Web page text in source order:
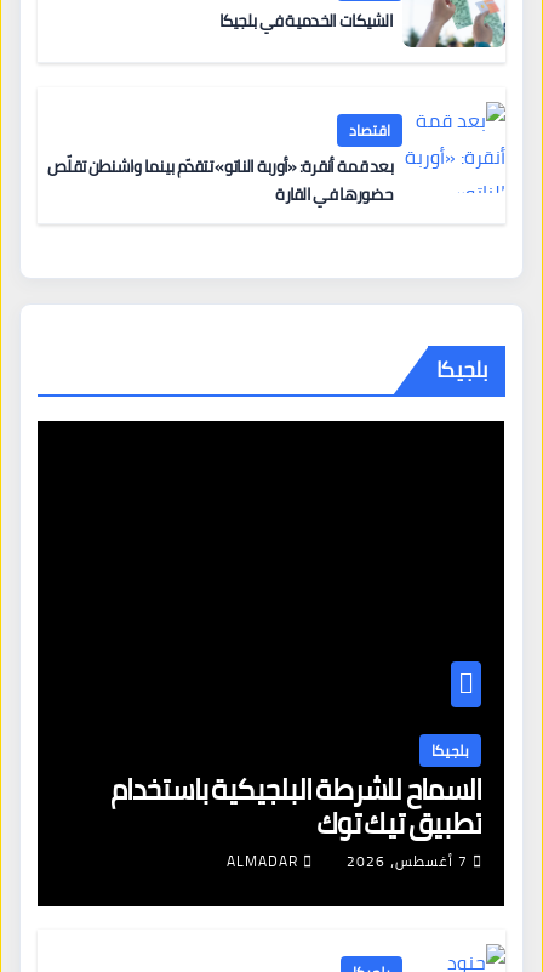
الشيكات الخدمية في بلجيكا
اقتصاد
بعد قمة أنقرة: «أوربة الناتو» تتقدّم بينما واشنطن تقلّص
حضورها في القارة
بلجيكا
بلجيكا
السماح للشرطة البلجيكية باستخدام
تطبيق تيك توك
7 أغسطس، 2026 ALMADAR